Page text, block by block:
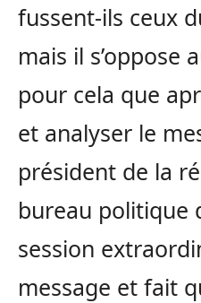
fussent-ils ceux
mais il s’oppose
pour cela que
et analyser le
président de la
bureau politique
session
message et fait